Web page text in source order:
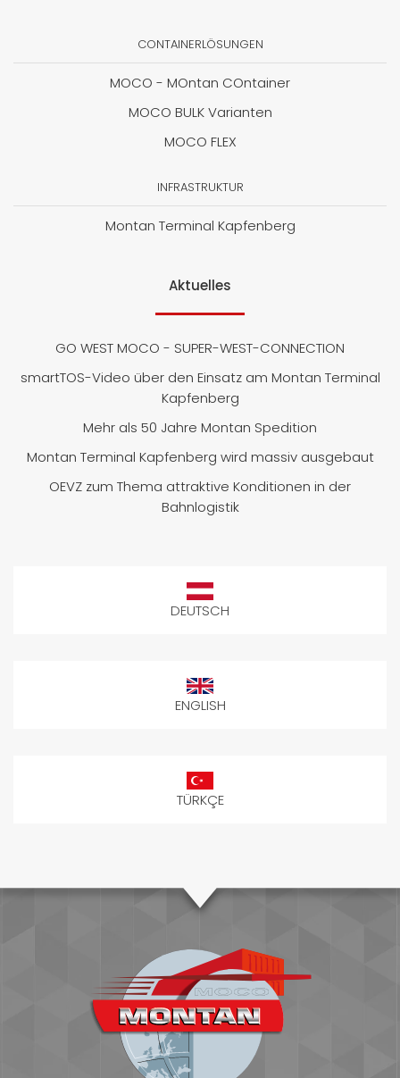
CONTAINERLÖSUNGEN
MOCO - MOntan COntainer
MOCO BULK Varianten
MOCO FLEX
INFRASTRUKTUR
Montan Terminal Kapfenberg
Aktuelles
GO WEST MOCO - SUPER-WEST-CONNECTION
smartTOS-Video über den Einsatz am Montan Terminal
Kapfenberg
Mehr als 50 Jahre Montan Spedition
Montan Terminal Kapfenberg wird massiv ausgebaut
OEVZ zum Thema attraktive Konditionen in der
Bahnlogistik
DEUTSCH
ENGLISH
TÜRKÇE